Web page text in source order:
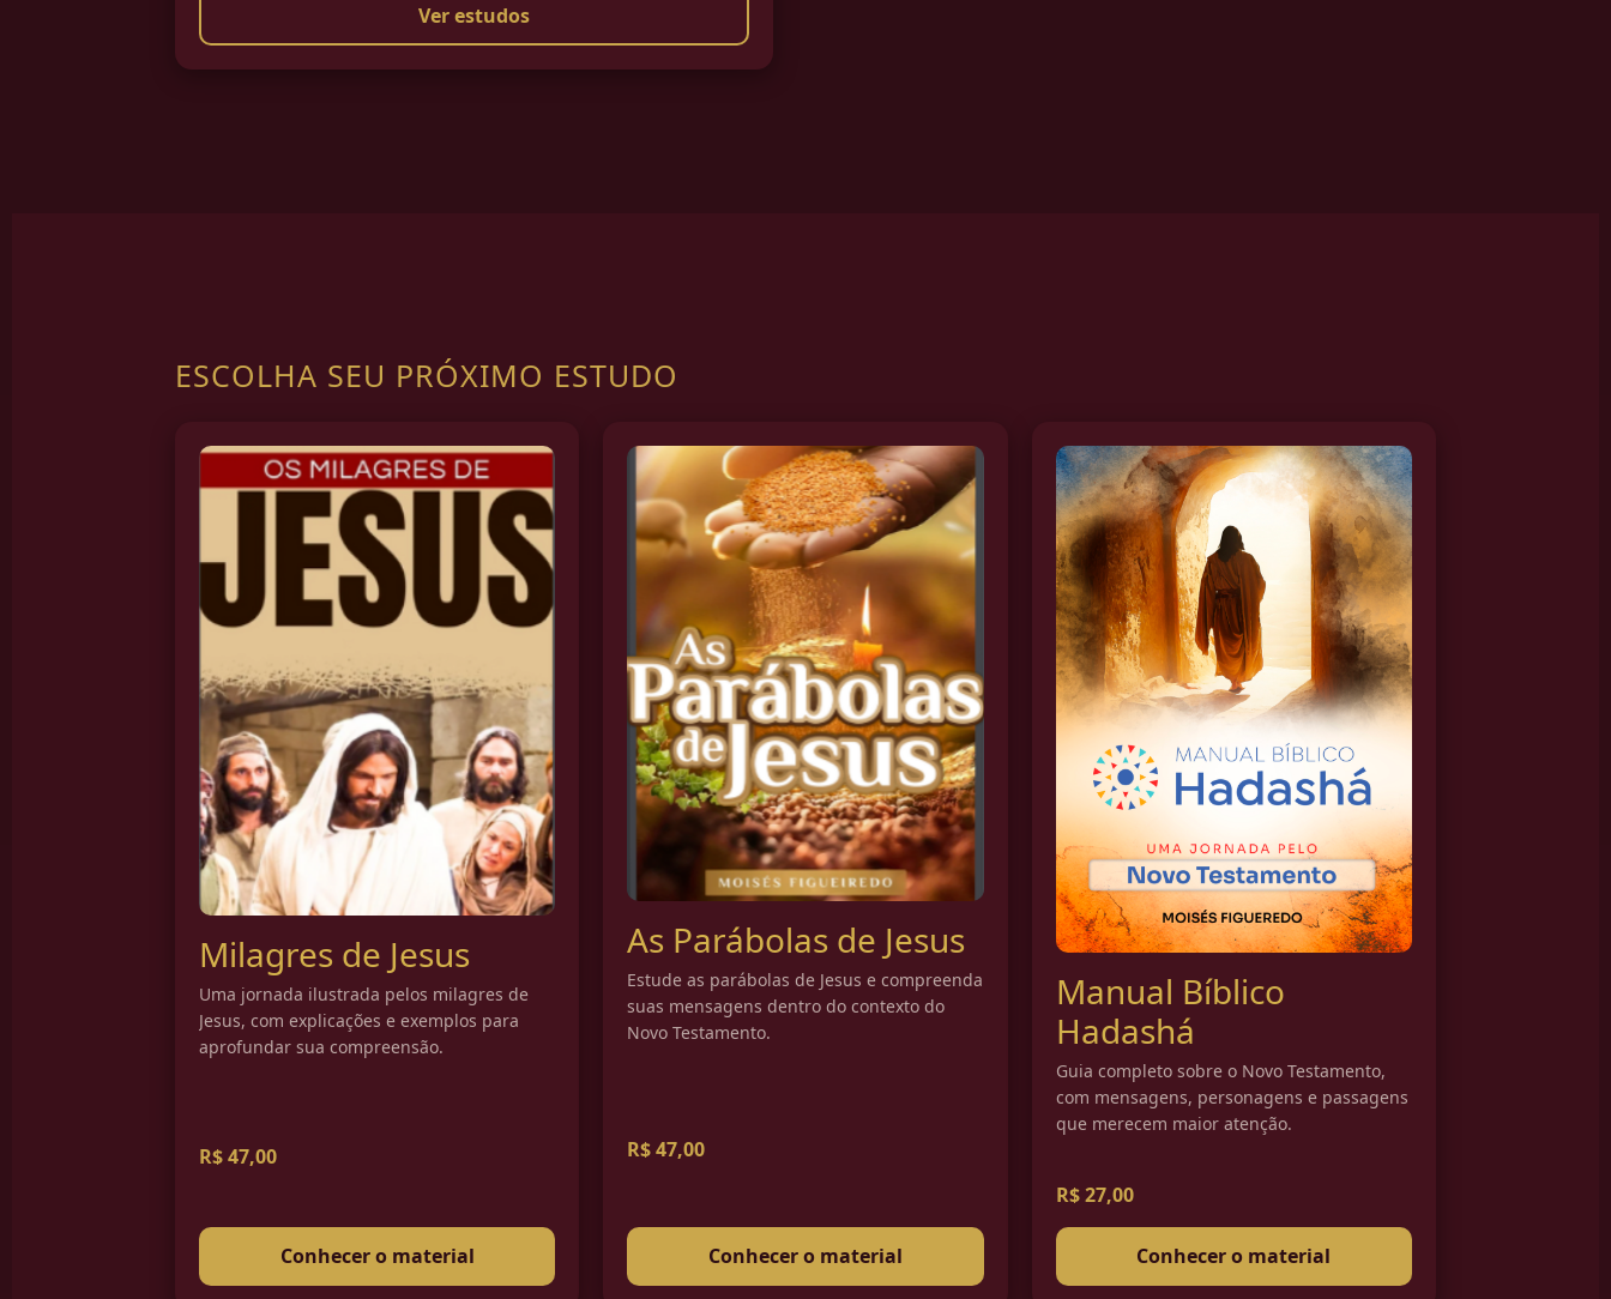
Ver estudos
ESCOLHA SEU PRÓXIMO ESTUDO
Milagres de Jesus
Uma jornada ilustrada pelos milagres de
Jesus, com explicações e exemplos para
aprofundar sua compreensão.
R$ 47,00
Conhecer o material
As Parábolas de Jesus
Estude as parábolas de Jesus e compreenda
suas mensagens dentro do contexto do
Novo Testamento.
R$ 47,00
Conhecer o material
Manual Bíblico
Hadashá
Guia completo sobre o Novo Testamento,
com mensagens, personagens e passagens
que merecem maior atenção.
R$ 27,00
Conhecer o material